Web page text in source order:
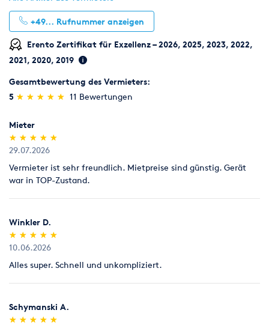
Fräsen & Schneiden Fugen & Trennen
Klempnerbedarf
Reinigungstechnik
Umziehen
+49... Rufnummer anzeigen
Erento Zertifikat für Exzellenz – 2026, 2025, 2023, 2022,
2021, 2020, 2019
Gesamtbewertung des Vermieters:
5 (*)
★
★
(*) ★
★
(*) ★
★
(*) ★
★
(*) ★
★ 11 Bewertungen
Mieter
(*)
★
★
(*) ★
★
(*) ★
★
(*) ★
★
(*) ★
★
29.07.2026
Vermieter ist sehr freundlich. Mietpreise sind günstig. Gerät
war in TOP-Zustand.
Winkler D.
(*)
★
★
(*) ★
★
(*) ★
★
(*) ★
★
(*) ★
★
10.06.2026
Alles super. Schnell und unkompliziert.
Schymanski A.
(*)
★
★
(*) ★
★
(*) ★
★
(*) ★
★
(*) ★
★